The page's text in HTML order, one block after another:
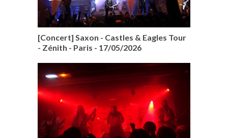
[Concert] Saxon - Castles & Eagles Tour
- Zénith - Paris - 17/05/2026